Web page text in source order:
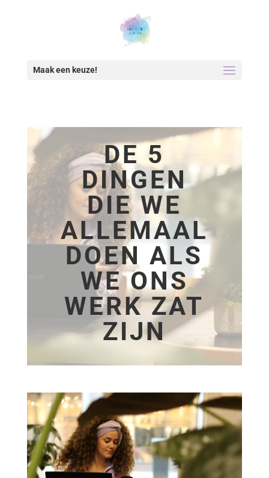
Maak een keuze!
DE 5
DINGEN
DIE WE
ALLEMAAL
DOEN ALS
WE ONS
WERK ZAT
ZIJN